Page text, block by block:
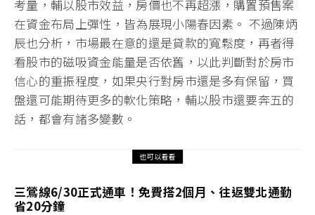
考量，輔以股市效益，房價也不再超漲，購置預售案
在資金布局上彈性，皆為展現小陽春因素。 不過陳炳
辰也分析，市場最在意的還是貸款的寬鬆度，再者得
看股市的磁吸資金能量是否依舊，以此判斷對於房市
信心的重振程度，如果央行對房市還是多有保留，買
盤還可能期待更多的軟化策略，輔以股市還要奔五的
話，都會有諸多變數。
也可以看看
三鶯線6/30正式通車！免費搭2個月、往返雙北通勤
省20分鐘